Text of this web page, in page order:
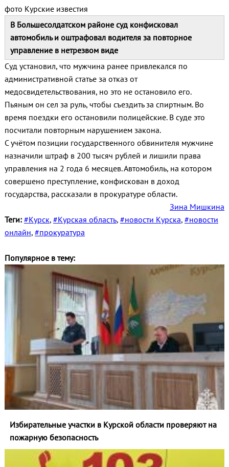
фото Курские известия
В Большесолдатском районе суд конфисковал
автомобиль и оштрафовал водителя за повторное
управление в нетрезвом виде
Суд установил, что мужчина ранее привлекался по
административной статье за отказ от
медосвидетельствования, но это не остановило его.
Пьяным он сел за руль, чтобы съездить за спиртным. Во
время поездки его остановили полицейские. В суде это
посчитали повторным нарушением закона.
С учётом позиции государственного обвинителя мужчине
назначили штраф в 200 тысяч рублей и лишили права
управления на 2 года 6 месяцев. Автомобиль, на котором
совершено преступление, конфискован в доход
государства, рассказали в прокуратуре области.
Зина Мишкина
Теги: #Курск, #Курская область, #новости Курска, #новости
онлайн, #прокуратура
Популярное в тему:
Избирательные участки в Курской области проверяют на
пожарную безопасность